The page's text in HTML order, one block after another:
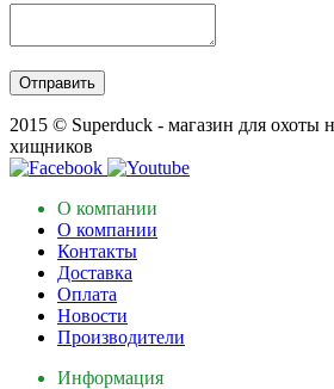
2015 © Superduck - магазин для охоты
хищников
О компании
О компании
Контакты
Доставка
Оплата
Новости
Производители
Информация